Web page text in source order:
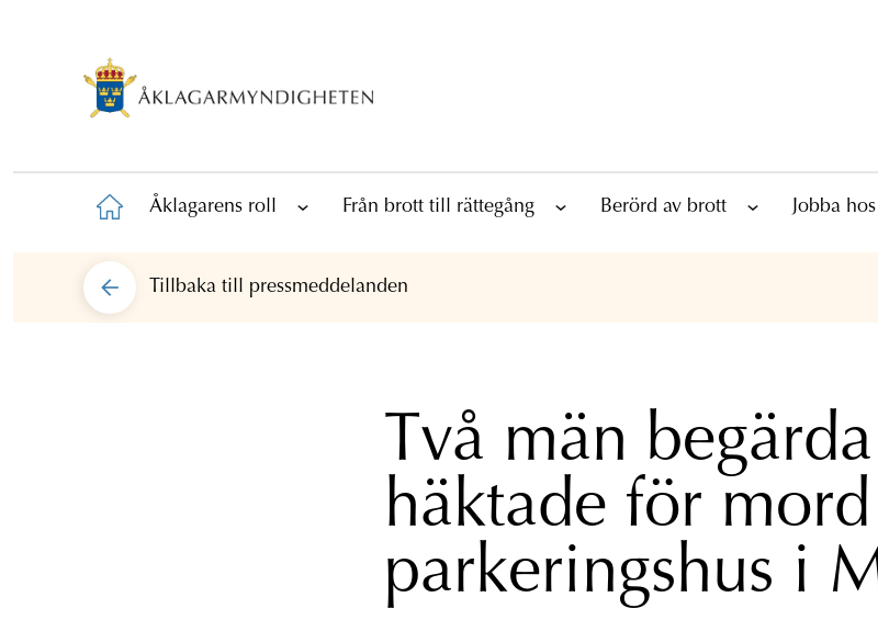
Åklagarens roll Från brott till rättegång Berörd av brott Jobba
Tillbaka till pressmeddelanden
Två män begärda
häktade för
parkeringshus i